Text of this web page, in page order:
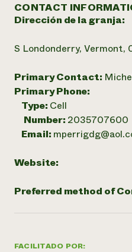
FACILITADO POR:
CONTACT
Dirección de la granja:
S Londonderry, Vermont,
Primary Contact:
Primary Phone:
Type: Cell
Number: 2035707600
Email:
Website:
Preferred method of